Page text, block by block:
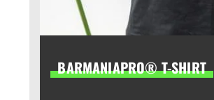
BARMANIAPRO® T-SHIRT